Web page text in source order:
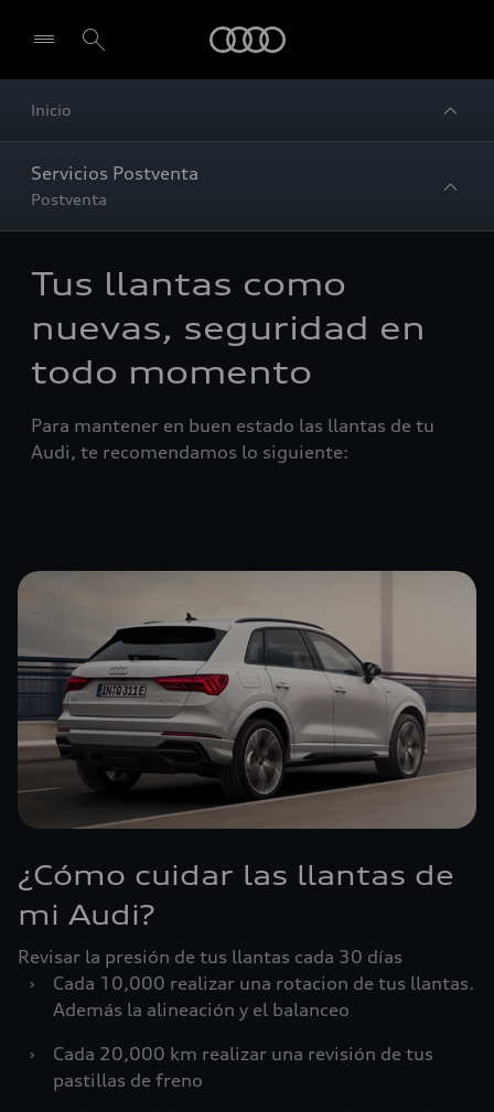
Inicio
Servicios Postventa
Postventa
Tus llantas como
nuevas, seguridad en
todo momento
Para mantener en buen estado las llantas de tu
Audi, te recomendamos lo siguiente:
¿Cómo cuidar las llantas de
mi Audi?
Revisar la presión de tus llantas cada 30 días
›
Cada 10,000 realizar una rotacion de tus llantas.
Además la alineación y el balanceo
›
Cada 20,000 km realizar una revisión de tus
pastillas de freno